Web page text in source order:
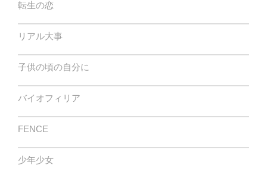
転生の恋
リアル大事
子供の頃の自分に
バイオフィリア
FENCE
少年少女